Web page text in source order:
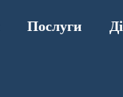
Послуги